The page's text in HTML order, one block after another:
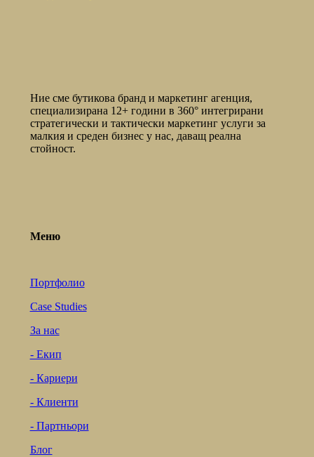
Ние сме бутикова бранд и маркетинг агенция,
специализирана 12+ години в 360° интегрирани
стратегически и тактически маркетинг услуги за
малкия и среден бизнес у нас, даващ реална
стойност.
Меню
Портфолио
Case Studies
За нас
- Екип
- Кариери
- Клиенти
- Партньори
Блог